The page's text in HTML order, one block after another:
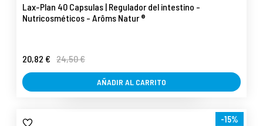
Lax-Plan 40 Capsulas | Regulador del intestino -
Nutricosméticos - Arôms Natur ®
20,82 € 24,50 €
AÑADIR AL CARRITO
-15%